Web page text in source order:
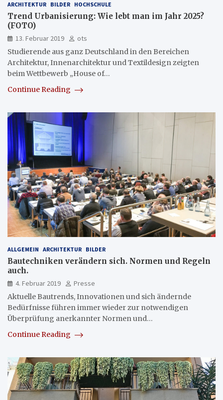
ARCHITEKTUR BILDER HOCHSCHULE
Trend Urbanisierung: Wie lebt man im Jahr 2025?
(FOTO)
13. Februar 2019
ots
Studierende aus ganz Deutschland in den Bereichen
Architektur, Innenarchitektur und Textildesign zeigten
beim Wettbewerb „House of…
Continue Reading
ALLGEMEIN ARCHITEKTUR BILDER
Bautechniken verändern sich. Normen und Regeln
auch.
4. Februar 2019
Presse
Aktuelle Bautrends, Innovationen und sich ändernde
Bedürfnisse führen immer wieder zur notwendigen
Überprüfung anerkannter Normen und…
Continue Reading